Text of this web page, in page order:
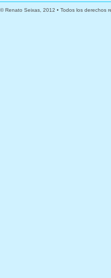
© Renato Seixas, 2012 • Todos los derechos